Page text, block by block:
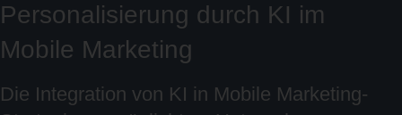
Personalisierung durch KI im
Mobile Marketing
Die Integration von KI in Mobile Marketing-